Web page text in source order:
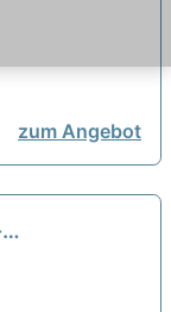
zum Angebot